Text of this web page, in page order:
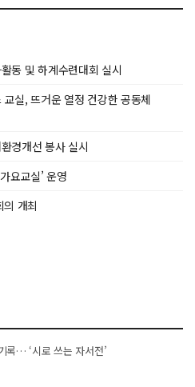
동 및 하계수련대회 실시
실, 뜨거운 열정 건강한 공동체
경개선 봉사 실시
요교실’ 운영
개최
록… ‘시로 쓰는 자서전’